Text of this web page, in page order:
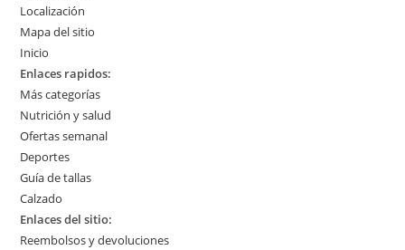
Localización
Mapa del sitio
Inicio
Enlaces rapidos:
Más categorías
Nutrición y salud
Ofertas semanal
Deportes
Guía de tallas
Calzado
Enlaces del sitio:
Reembolsos y devoluciones